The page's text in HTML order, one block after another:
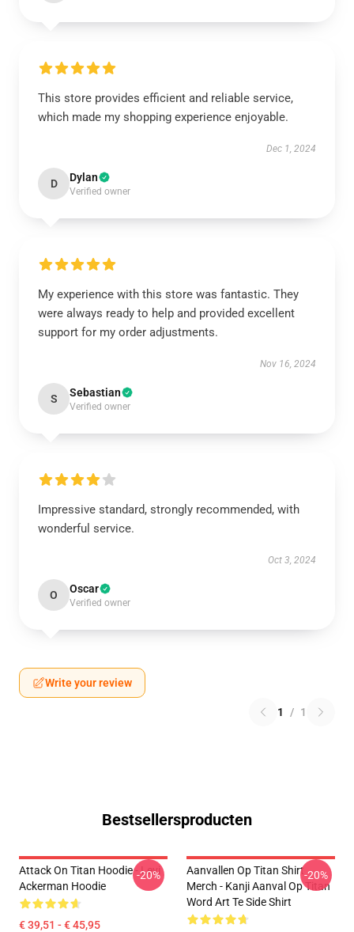
This store provides efficient and reliable service,
which made my shopping experience enjoyable.
Dec 1, 2024
D Dylan
Verified owner
My experience with this store was fantastic. They
were always ready to help and provided excellent
support for my order adjustments.
Nov 16, 2024
S Sebastian
Verified owner
Impressive standard, strongly recommended, with
wonderful service.
Oct 3, 2024
O Oscar
Verified owner
Write your review
1 / 1
Bestsellersproducten
Attack On Titan Hoodie - Levi
Ackerman Hoodie
€ 39,51 - € 45,95
-20%
Aanvallen Op Titan Shirt
Merch - Kanji Aanval Op Titan
Word Art Te Side Shirt
-20%